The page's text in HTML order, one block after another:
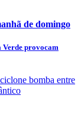
de domingo
Verde provocam